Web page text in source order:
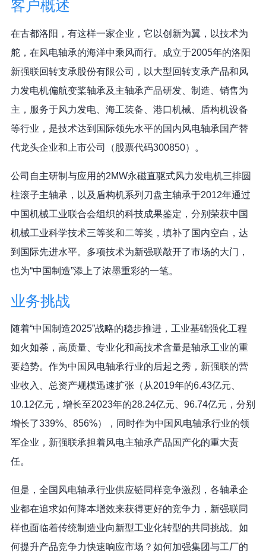
客户概述
在古都洛阳，有这样一家企业，它以创新为翼，以技术为
舵，在风电轴承的海洋中乘风而行。成立于2005年的洛阳
新强联回转支承股份有限公司，以大型回转支承产品和风
力发电机偏航变桨轴承及主轴承产品研发、制造、销售为
主，服务于风力发电、海工装备、港口机械、盾构机设备
等行业，是技术达到国际领先水平的国内风电轴承国产替
代龙头企业和上市公司（股票代码300850）。
公司自主研制与应用的2MW永磁直驱式风力发电机三排圆
柱滚子主轴承，以及盾构机系列刀盘主轴承于2012年通过
中国机械工业联合会组织的科技成果鉴定，分别荣获中国
机械工业科学技术三等奖和二等奖，填补了国内空白，达
到国际先进水平。多项技术为新强联敲开了市场的大门，
也为“中国制造”添上了浓墨重彩的一笔。
业务挑战
随着“中国制造2025”战略的稳步推进，工业基础强化工程
如火如荼，高质量、专业化和高技术含量是轴承工业的重
要趋势。作为中国风电轴承行业的后起之秀，新强联的营
业收入、总资产规模迅速扩张（从2019年的6.43亿元、
10.12亿元，增长至2023年的28.24亿元、96.74亿元，分别
增长了339%、856%），同时作为中国风电轴承行业的领
军企业，新强联承担着风电主轴承产品国产化的重大责
任。
但是，全国风电轴承行业供应链同样竞争激烈，各轴承企
业都在追求如何降本增效来获得更好的竞争力，新强联同
样也面临着传统制造业向新型工业化转型的共同挑战。如
何提升产品竞争力快速响应市场？如何加强集团与工厂的